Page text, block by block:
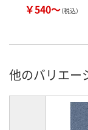
￥540～（税込）
他のバリエー